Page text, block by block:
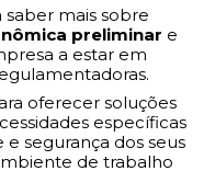
mais sobre
preliminar e
a estar em
oferecer soluções
específicas
segurança dos seus
de trabalho